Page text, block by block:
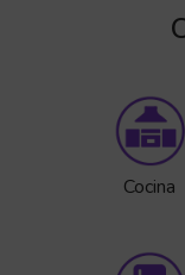
Cocina